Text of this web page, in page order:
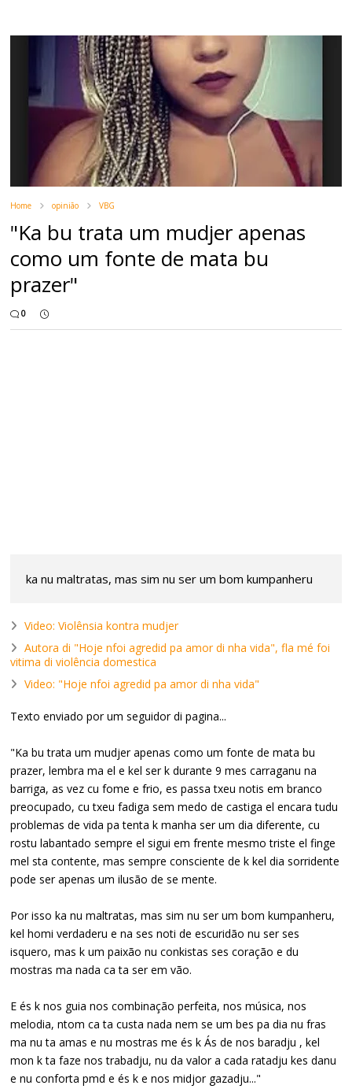
Home opinião VBG
"Ka bu trata um mudjer apenas
como um fonte de mata bu
prazer"
0
ka nu maltratas, mas sim nu ser um bom kumpanheru
Video: Violênsia kontra mudjer
Autora di "Hoje nfoi agredid pa amor di nha vida", fla mé foi
vitima di violência domestica
Video: "Hoje nfoi agredid pa amor di nha vida"
Texto enviado por um seguidor di pagina...
"Ka bu trata um mudjer apenas como um fonte de mata bu
prazer, lembra ma el e kel ser k durante 9 mes carraganu na
barriga, as vez cu fome e frio, es passa txeu notis em branco
preocupado, cu txeu fadiga sem medo de castiga el encara tudu
problemas de vida pa tenta k manha ser um dia diferente, cu
rostu labantado sempre el sigui em frente mesmo triste el finge
mel sta contente, mas sempre consciente de k kel dia sorridente
pode ser apenas um ilusão de se mente.
Por isso ka nu maltratas, mas sim nu ser um bom kumpanheru,
kel homi verdaderu e na ses noti de escuridão nu ser ses
isquero, mas k um paixão nu conkistas ses coração e du
mostras ma nada ca ta ser em vão.
E és k nos guia nos combinação perfeita, nos música, nos
melodia, ntom ca ta custa nada nem se um bes pa dia nu fras
ma nu ta amas e nu mostras me és k Ás de nos baradju , kel
mon k ta faze nos trabadju, nu da valor a cada ratadju kes danu
e nu conforta pmd e és k e nos midjor gazadju..."